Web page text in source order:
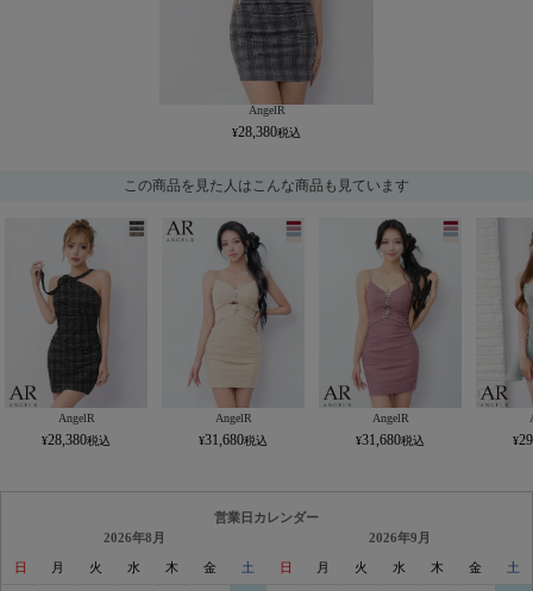
AngelR
28,380
この商品を見た人はこんな商品も見ています
AngelR
28,380
AngelR
31,680
AngelR
31,680
営業日カレンダー
2026年8月
日 月 火 水 木 金 土
2026年9月
日 月 火 水 木 金 土